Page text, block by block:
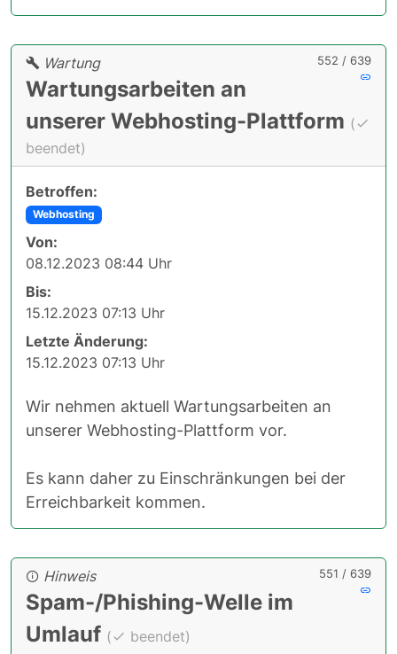
552 / 639
Wartung
Wartungsarbeiten an
unserer Webhosting-Plattform (
beendet)
Betroffen:
Webhosting
Von:
08.12.2023 08:44 Uhr
Bis:
15.12.2023 07:13 Uhr
Letzte Änderung:
15.12.2023 07:13 Uhr
Wir nehmen aktuell Wartungsarbeiten an
unserer Webhosting-Plattform vor.
Es kann daher zu Einschränkungen bei der
Erreichbarkeit kommen.
551 / 639
Hinweis
Spam-/Phishing-Welle im
Umlauf ( beendet)